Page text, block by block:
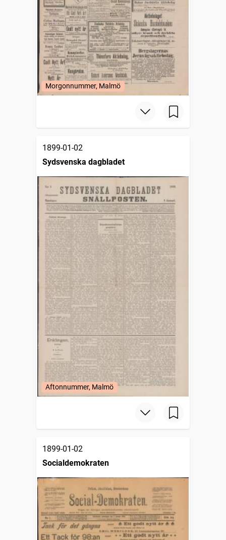
Morgonnummer, Malmö
1899-01-02
Sydsvenska dagbladet
Aftonnummer, Malmö
1899-01-02
Socialdemokraten